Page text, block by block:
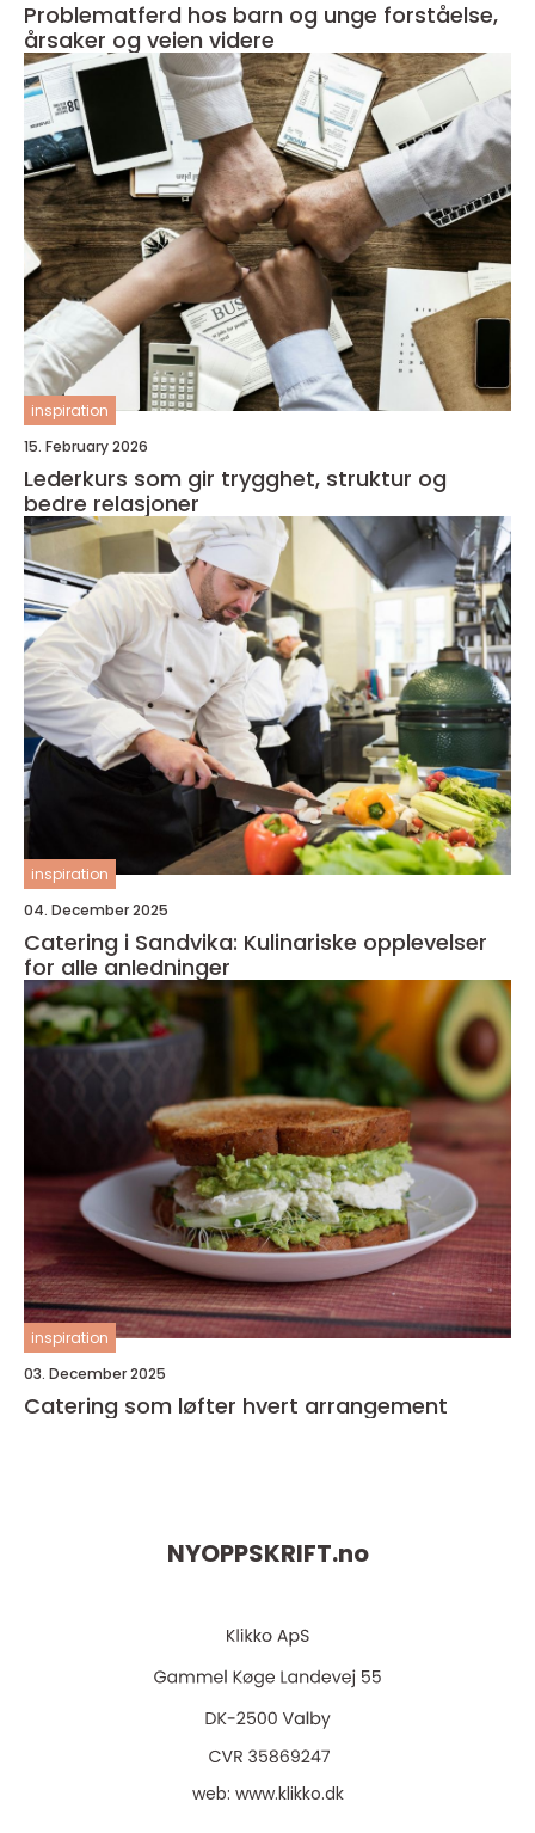
Problematferd hos barn og unge forståelse,
årsaker og veien videre
inspiration
15. February 2026
Lederkurs som gir trygghet, struktur og
bedre relasjoner
inspiration
04. December 2025
Catering i Sandvika: Kulinariske opplevelser
for alle anledninger
inspiration
03. December 2025
Catering som løfter hvert arrangement
NYOPPSKRIFT.no
web: www.klikko.dk